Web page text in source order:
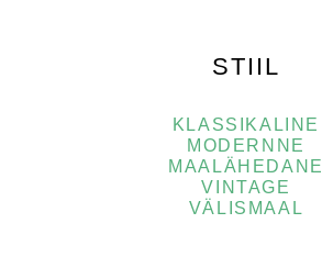
STIIL
KLASSIKALINE
MODERNNE
MAALÄHEDANE
VINTAGE
VÄLISMAAL